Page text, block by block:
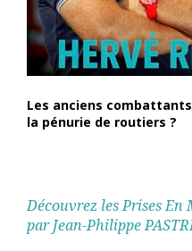
Les anciens
la pénurie de routiers ?
Découvrez les Prises En
par Jean-Philippe